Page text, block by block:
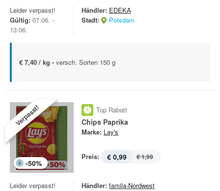
Leider verpasst!
Gültig: 07.06. -
13.06.
Händler: EDEKA
Stadt:
Potsdam
€ 7,40 / kg - versch. Sorten 150 g
Verpasst!
-50%
Top Rabatt
Chips Paprika
Marke: Lay's
Preis: € 0,99 € 1,99
Leider verpasst!
Händler: famila-Nordwest